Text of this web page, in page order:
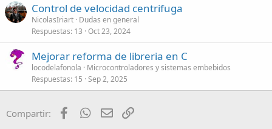
Control de velocidad centrifuga
NicolasIriart Dudas en general
Respuestas 13 Oct 23, 2024
Mejorar reforma de libreria en C
locodelafonola
Microcontroladores y sistemas embebidos
Respuestas 15 Sep 2, 2025
Compartir: FacebookWhatsApp
Email